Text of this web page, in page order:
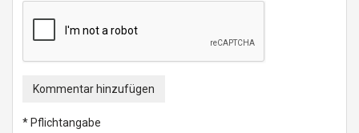
Kommentar hinzufügen
* Pflichtangabe